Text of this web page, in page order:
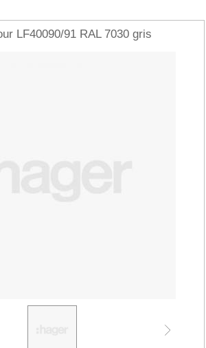
LF40090/91 RAL 7030 gris